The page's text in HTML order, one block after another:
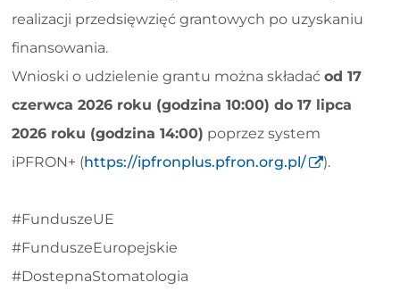
realizacji przedsięwzięć grantowych po uzyskaniu
finansowania.
Wnioski o udzielenie grantu można składaćod 17
czerwca 2026 roku (godzina 10:00) do 17 lipca
2026 roku (godzina 14:00) poprzez system
iPFRON+ (https://ipfronplus.pfron.org.pl/ ).
#FunduszeUE
#FunduszeEuropejskie
#DostepnaStomatologia